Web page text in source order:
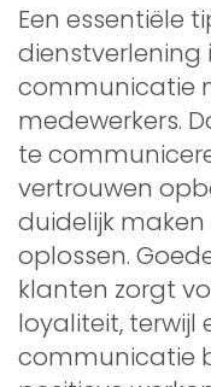
Een essentiële
dienstverlening
communicatie
medewerkers.
te
vertrouwen
duidelijk
oplossen.
klanten zorgt
loyaliteit, terwijl
communicatie